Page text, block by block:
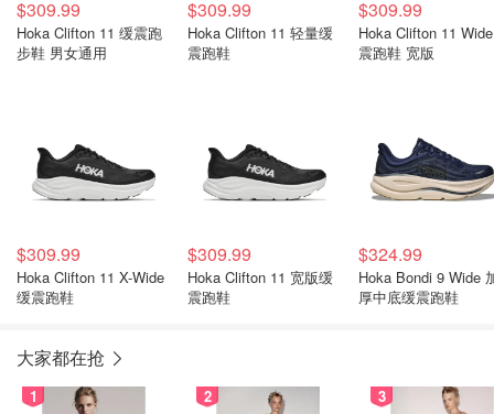
$309.99
Hoka Clifton 11 缓震跑
步鞋 男女通用
$309.99
Hoka Clifton 11 轻量缓
震跑鞋
$309.99
Hoka Clifton 11
震跑鞋 宽版
$309.99
Hoka Clifton 11 X-Wide
缓震跑鞋
$309.99
Hoka Clifton 11 宽版缓
震跑鞋
$324.99
Hoka Bondi 9 Wide
厚中底缓震跑鞋
大家都在抢
1 2 3